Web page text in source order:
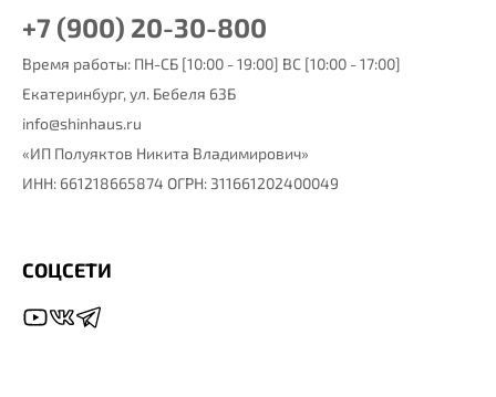
+7 (900) 20-30-800
Время работы: ПН-СБ [10:00 - 19:00] ВС [10:00 - 17:00]
Екатеринбург, ул. Бебеля 63Б
info@shinhaus.ru
«ИП Полуяктов Никита Владимирович»
ИНН: 661218665874 ОГРН: 311661202400049
СОЦСЕТИ